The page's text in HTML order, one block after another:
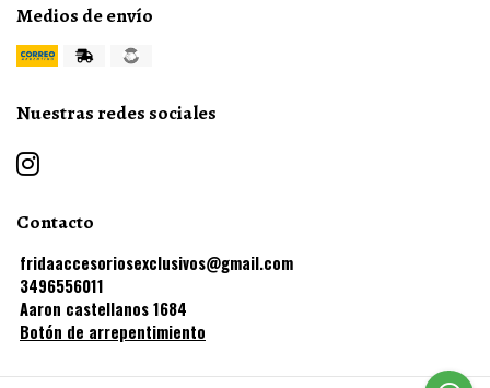
Medios de envío
Nuestras redes sociales
Contacto
fridaaccesoriosexclusivos@gmail.com
3496556011
Aaron castellanos 1684
Botón de arrepentimiento